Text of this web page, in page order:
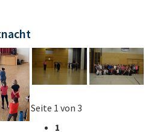
Seite 1 von 3
1